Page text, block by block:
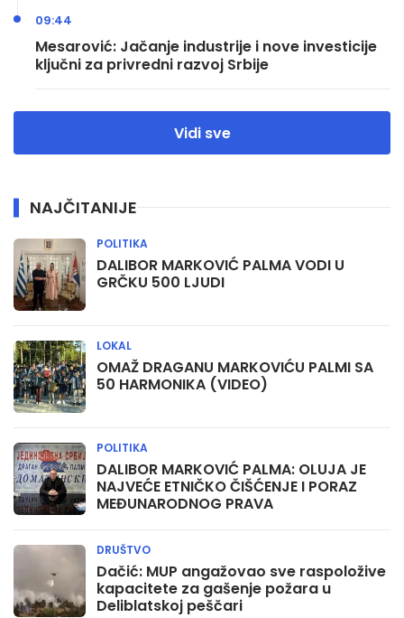
Mesarović: Jačanje industrije i nove investicije
ključni za privredni razvoj Srbije
09:44
Vidi sve
NAJČITANIJE
DALIBOR MARKOVIĆ PALMA VODI U
GRČKU 500 LJUDI
POLITIKA
OMAŽ DRAGANU MARKOVIĆU PALMI SA
50 HARMONIKA (VIDEO)
LOKAL
DALIBOR MARKOVIĆ PALMA: OLUJA JE
NAJVEĆE ETNIČKO ČIŠĆENJE I PORAZ
MEĐUNARODNOG PRAVA
POLITIKA
Dačić: MUP angažovao sve raspoložive
kapacitete za gašenje požara u
Deliblatskoj peščari
DRUŠTVO